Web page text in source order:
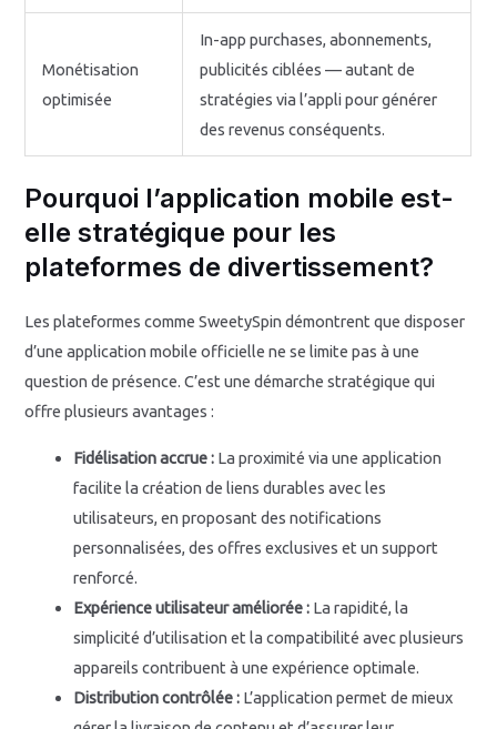
Monétisation
optimisée
In-app purchases, abonnements,
publicités ciblées — autant de
stratégies via l’appli pour générer
des revenus conséquents.
Pourquoi l’application mobile est-
elle stratégique pour les
plateformes de divertissement?
Les plateformes comme SweetySpin démontrent que disposer
d’une application mobile officielle ne se limite pas à une
question de présence. C’est une démarche stratégique qui
offre plusieurs avantages :
Fidélisation accrue : La proximité via une application
facilite la création de liens durables avec les
utilisateurs, en proposant des notifications
personnalisées, des offres exclusives et un support
renforcé.
Expérience utilisateur améliorée : La rapidité, la
simplicité d’utilisation et la compatibilité avec plusieurs
appareils contribuent à une expérience optimale.
Distribution contrôlée : L’application permet de mieux